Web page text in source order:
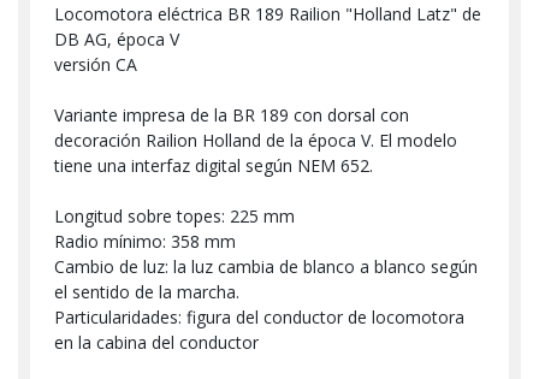
Locomotora eléctrica BR 189 Railion "Holland Latz" de
DB AG, época V
versión CA
Variante impresa de la BR 189 con dorsal con
decoración Railion Holland de la época V. El modelo
tiene una interfaz digital según NEM 652.
Longitud sobre topes: 225 mm
Radio mínimo: 358 mm
Cambio de luz: la luz cambia de blanco a blanco según
el sentido de la marcha.
Particularidades: figura del conductor de locomotora
en la cabina del conductor